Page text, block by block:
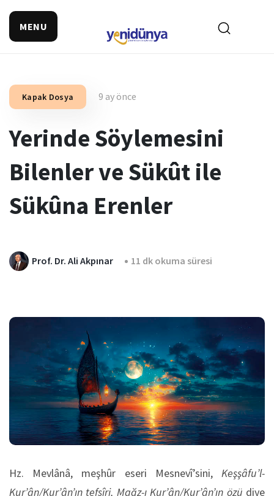
MENU
Kapak Dosya 9 ay önce
Yerinde Söylemesini
Bilenler ve Sükût ile
Sükûna Erenler
Prof. Dr. Ali Akpınar 11 dk okuma süresi
Hz. Mevlânâ, meşhûr eseri Mesnevî’sini, Keşşâfu’l-
Kur’ân/Kur’ân’ın tefsîri, Mağz-ı Kur’ân/Kur’ân’ın özü diye